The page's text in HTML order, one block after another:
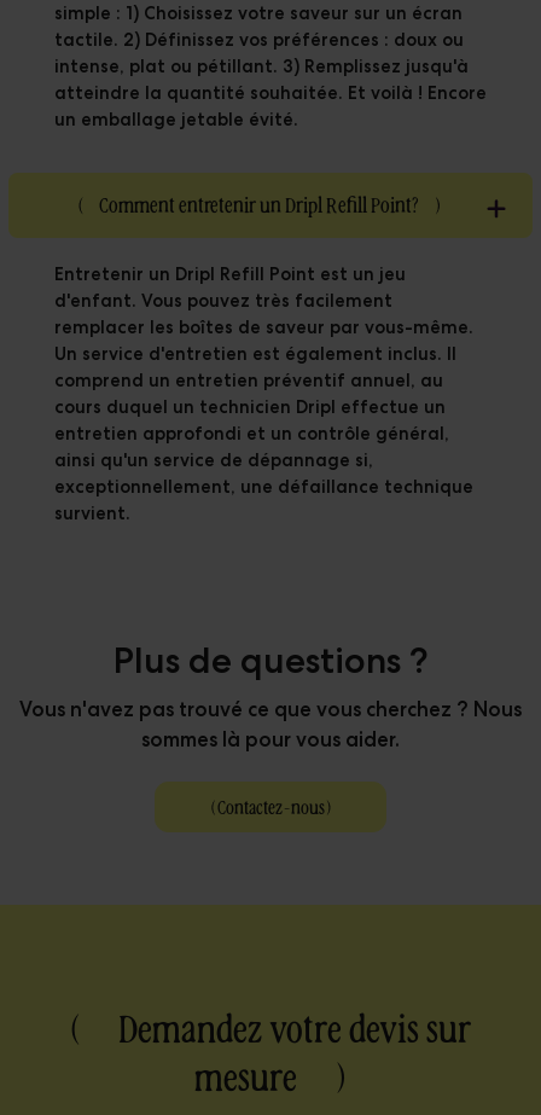
simple : 1) Choisissez votre saveur sur un écran
tactile. 2) Définissez vos préférences : doux ou
intense, plat ou pétillant. 3) Remplissez jusqu'à
atteindre la quantité souhaitée. Et voilà ! Encore
un emballage jetable évité.
(Comment entretenir un Dripl Refill Point? )
Entretenir un Dripl Refill Point est un jeu
d'enfant. Vous pouvez très facilement
remplacer les boîtes de saveur par vous-même.
Un service d'entretien est également inclus. Il
comprend un entretien préventif annuel, au
cours duquel un technicien Dripl effectue un
entretien approfondi et un contrôle général,
ainsi qu'un service de dépannage si,
exceptionnellement, une défaillance technique
survient.
Plus de questions ?
Vous n'avez pas trouvé ce que vous cherchez ? Nous
sommes là pour vous aider.
(Contactez-nous)
( Demandez votre devis sur
mesure )